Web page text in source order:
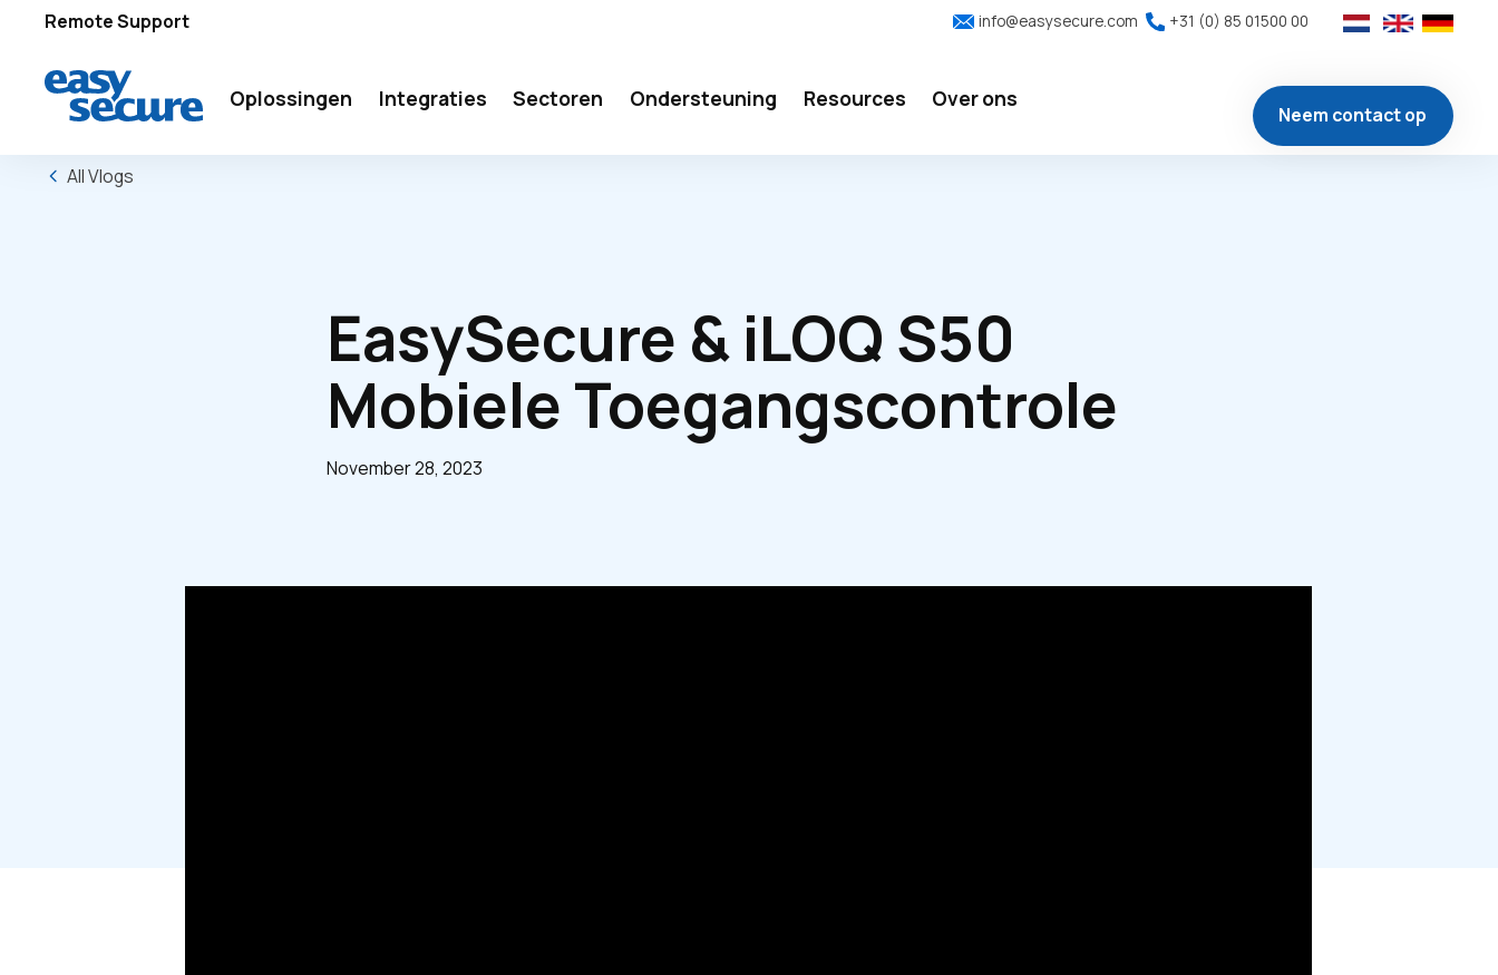
Remote Support info@easysecure.com +31 (0) 85 01500 00
Oplossingen Integraties Sectoren Ondersteuning Resources Over ons
Neem contact op
All Vlogs
EasySecure & iLOQ S50
Mobiele Toegangscontrole
November 28, 2023